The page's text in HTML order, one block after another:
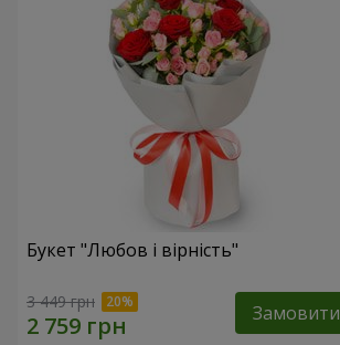
Букет "Любов і вірність"
3 449 грн Замовити